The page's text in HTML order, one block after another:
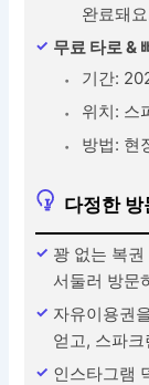
완료돼
무료 타로 &
기간:
위치: 스
방법: 현
다정한 방
꽝 없는 복
서둘러 방문
자유이용권
얻고, 스파
인스타그램